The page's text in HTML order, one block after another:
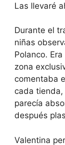
Las llevaré
Durante el
niñas
Polanco.
zona
comentaba
cada
parecía
después
Valentina